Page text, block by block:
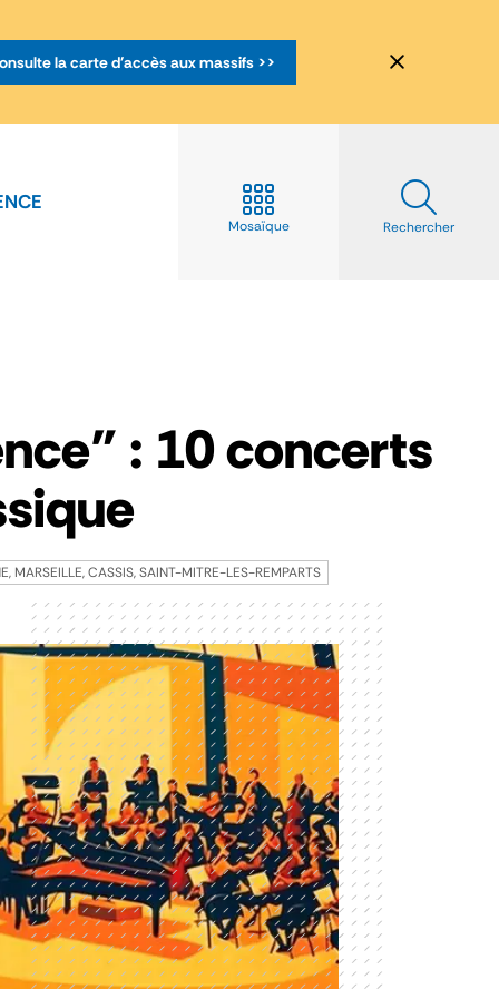
la carte d'accès aux massifs >>
Mosaïque
Rechercher
: 10 concerts
MARSEILLE, CASSIS, SAINT-MITRE-LES-REMPARTS